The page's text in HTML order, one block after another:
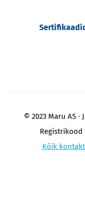
© 2023 Maru AS
Registrikood
Kõik